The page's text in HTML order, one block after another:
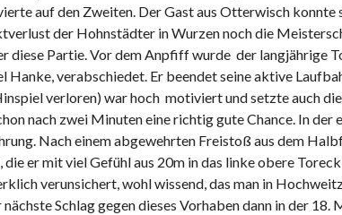
auf den Zweiten. Der Gast aus Otterwisch konnte
der Hohnstädter in Wurzen noch die
diese Partie. Vor dem Anpfiff wurde der langjährige
Hanke, verabschiedet. Er beendet seine aktive
verloren) war hoch motiviert und setzte auch
nach zwei Minuten eine richtig gute Chance. In
Nach einem abgewehrten Freistoß aus dem
die er mit viel Gefühl aus 20m in das linke obere
verunsichert, wohl wissend, das man in
Schlag gegen dieses Vorhaben dann in der 18.